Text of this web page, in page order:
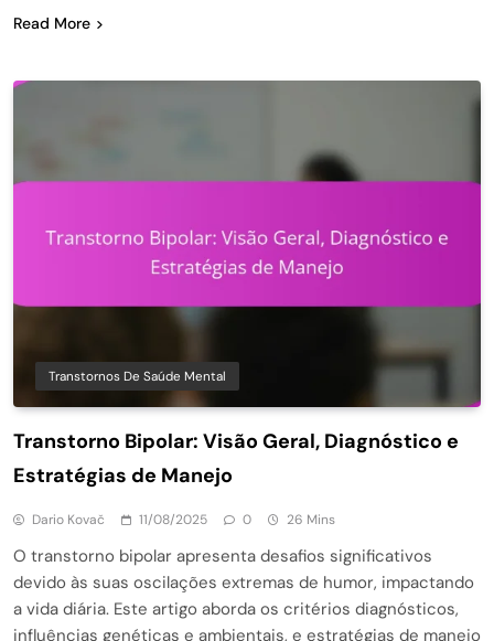
Read More
Transtornos De Saúde Mental
Transtorno Bipolar: Visão Geral, Diagnóstico e
Estratégias de Manejo
Dario Kovač 11/08/2025 0 26 Mins
O transtorno bipolar apresenta desafios significativos
devido às suas oscilações extremas de humor, impactando
a vida diária. Este artigo aborda os critérios diagnósticos,
influências genéticas e ambientais, e estratégias de manejo